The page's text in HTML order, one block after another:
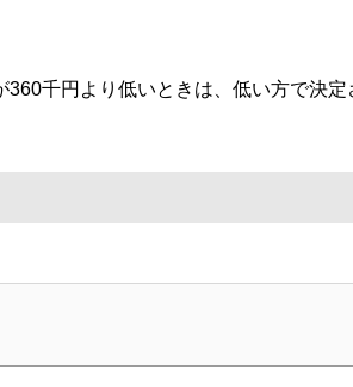
千円より低いときは、低い方で決定